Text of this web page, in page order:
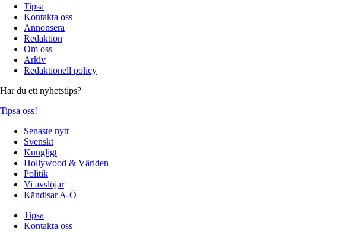
Tipsa
Kontakta oss
Annonsera
Redaktion
Om oss
Arkiv
Redaktionell policy
Har du ett nyhetstips?
Tipsa oss!
Senaste nytt
Svenskt
Kungligt
Hollywood & Världen
Politik
Vi avslöjar
Kändisar A-Ö
Tipsa
Kontakta oss